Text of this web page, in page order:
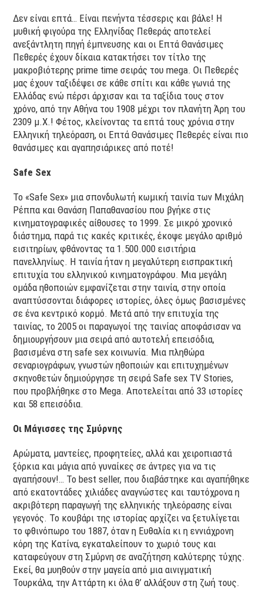
Δεν είναι επτά… Είναι πενήντα τέσσερις και βάλε! Η
μυθική φιγούρα της Ελληνίδας Πεθεράς αποτελεί
ανεξάντλητη πηγή έμπνευσης και οι Επτά Θανάσιμες
Πεθερές έχουν δίκαια κατακτήσει τον τίτλο της
μακροβιότερης prime time σειράς του mega. Οι Πεθερές
μας έχουν ταξιδέψει σε κάθε σπίτι και κάθε γωνιά της
Ελλάδας ενώ πέρσι άρχισαν και τα ταξίδια τους στον
χρόνο, από την Αθήνα του 1908 μέχρι τον πλανήτη Άρη του
2309 μ.Χ.! Φέτος, κλείνοντας τα επτά τους χρόνια στην
Ελληνική τηλεόραση, οι Επτά Θανάσιμες Πεθερές είναι πιο
θανάσιμες και αγαπησιάρικες από ποτέ!
Safe Sex
Το «Safe Sex» μια σπονδυλωτή κωμική ταινία των Μιχάλη
Ρέππα και Θανάση Παπαθανασίου που βγήκε στις
κινηματογραφικές αίθουσες το 1999. Σε μικρό χρονικό
διάστημα, παρά τις κακές κριτικές, έκοψε μεγάλο αριθμό
εισιτηρίων, φθάνοντας τα 1.500.000 εισιτήρια
πανελληνίως. Η ταινία ήταν η μεγαλύτερη εισπρακτική
επιτυχία του ελληνικού κινηματογράφου. Μια μεγάλη
ομάδα ηθοποιών εμφανίζεται στην ταινία, στην οποία
αναπτύσσονται διάφορες ιστορίες, όλες όμως βασισμένες
σε ένα κεντρικό κορμό. Μετά από την επιτυχία της
ταινίας, το 2005 οι παραγωγοί της ταινίας αποφάσισαν να
δημιουργήσουν μια σειρά από αυτοτελή επεισόδια,
βασισμένα στη safe sex κοινωνία. Μια πληθώρα
σεναριογράφων, γνωστών ηθοποιών και επιτυχημένων
σκηνοθετών δημιούργησε τη σειρά Safe sex TV Stories,
που προβλήθηκε στο Mega. Αποτελείται από 33 ιστορίες
και 58 επεισόδια.
Οι Μάγισσες της Σμύρνης
Αρώματα, μαντείες, προφητείες, αλλά και χειροπιαστά
ξόρκια και μάγια από γυναίκες σε άντρες για να τις
αγαπήσουν!… Το best seller, που διαβάστηκε και αγαπήθηκε
από εκατοντάδες χιλιάδες αναγνώστες και ταυτόχρονα η
ακριβότερη παραγωγή της ελληνικής τηλεόρασης είναι
γεγονός. Το κουβάρι της ιστορίας αρχίζει να ξετυλίγεται
το φθινόπωρο του 1887, όταν η Ευθαλία κι η εννιάχρονη
κόρη της Κατίνα, εγκαταλείπουν το χωριό τους και
καταφεύγουν στη Σμύρνη σε αναζήτηση καλύτερης τύχης.
Εκεί, θα μυηθούν στην μαγεία από μια αινιγματική
Τουρκάλα, την Αττάρτη κι όλα θ’ αλλάξουν στη ζωή τους.